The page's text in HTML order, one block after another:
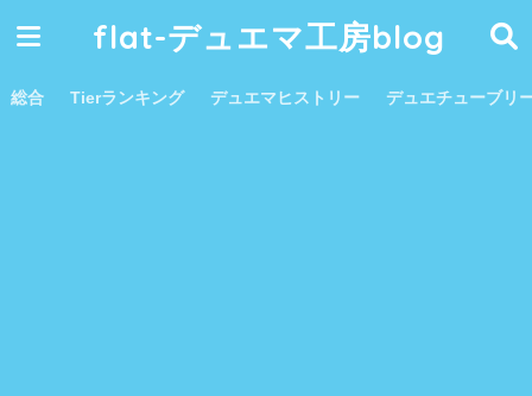
flat-デュエマ工房blog
総合 Tierランキング デュエマヒストリー デュエチューブリ